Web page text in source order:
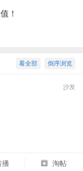
！
倒序浏览
看全部
沙发
播 淘帖